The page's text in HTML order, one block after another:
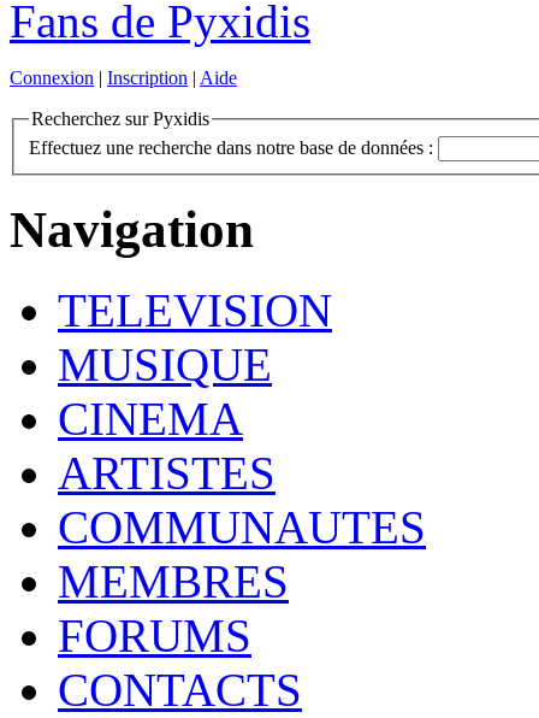
Connexion | Inscription | Aide
Recherchez sur Pyxidis
Effectuez une recherche dans notre base de données :
Navigation
TELEVISION
MUSIQUE
CINEMA
ARTISTES
COMMUNAUTES
MEMBRES
FORUMS
CONTACTS